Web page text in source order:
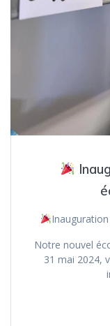
Notre nouvel
31 mai 2024,